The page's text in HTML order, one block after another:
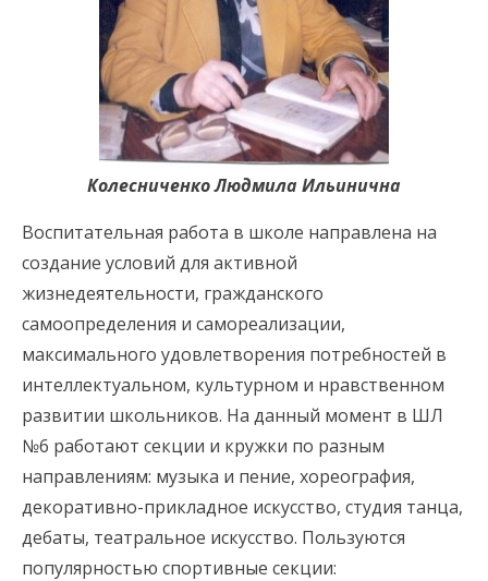
Колесниченко Людмила Ильинична
Воспитательная работа в школе направлена на
создание условий для активной
жизнедеятельности, гражданского
самоопределения и самореализации,
максимального удовлетворения потребностей в
интеллектуальном, культурном и нравственном
развитии школьников. На данный момент в ШЛ
№6 работают секции и кружки по разным
направлениям: музыка и пение, хореография,
декоративно-прикладное искусство, студия танца,
дебаты, театральное искусство. Пользуются
популярностью спортивные секции: